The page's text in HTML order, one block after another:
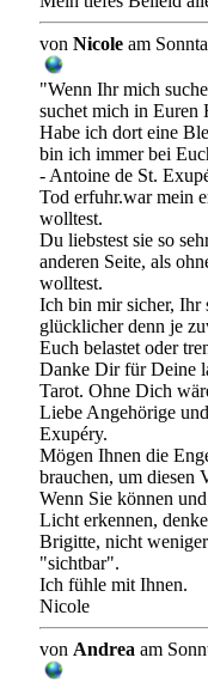
von Nicole am
"Wenn Ihr mich
suchet mich in Euren
Habe ich dort eine
bin ich immer bei
- Antoine de St.
Tod erfuhr.war mein
wolltest.
Du liebstest sie so
anderen Seite, als
wolltest.
Ich bin mir sicher, Ihr
glücklicher denn je
Euch belastet oder
Danke Dir für Deine
Tarot. Ohne Dich
Liebe Angehörige
Exupéry.
Mögen Ihnen die
brauchen, um diesen
Wenn Sie können
Licht erkennen,
Brigitte, nicht
"sichtbar".
Ich fühle mit Ihnen.
Nicole
von Andrea am